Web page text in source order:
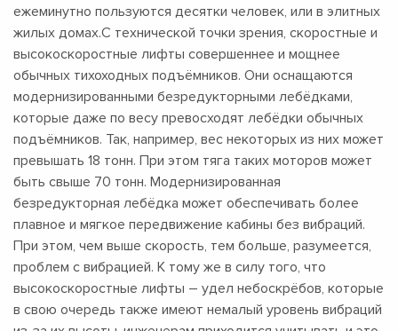
ежеминутно пользуются десятки человек, или в элитных
жилых домах.С технической точки зрения, скоростные и
высокоскоростные лифты совершеннее и мощнее
обычных тихоходных подъёмников. Они оснащаются
модернизированными безредукторными лебёдками,
которые даже по весу превосходят лебёдки обычных
подъёмников. Так, например, вес некоторых из них может
превышать 18 тонн. При этом тяга таких моторов может
быть свыше 70 тонн. Модернизированная
безредукторная лебёдка может обеспечивать более
плавное и мягкое передвижение кабины без вибраций.
При этом, чем выше скорость, тем больше, разумеется,
проблем с вибрацией. К тому же в силу того, что
высокоскоростные лифты – удел небоскрёбов, которые
в свою очередь также имеют немалый уровень вибраций